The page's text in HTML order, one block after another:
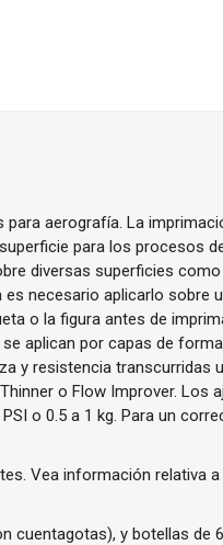
aerografía. La
para los procesos
diversas superficies
necesario aplicarlo sobre
o la figura antes de
aplican por capas de
y resistencia transcurridas
o Flow Improver. Los
o 0.5 a 1 kg. Para un
Vea información relativa
cuentagotas), y botellas de